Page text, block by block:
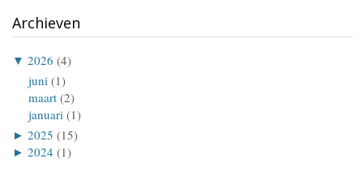
Archieven
▼ 2026 (4)
juni (1)
maart (2)
januari (1)
► 2025 (15)
► 2024 (1)